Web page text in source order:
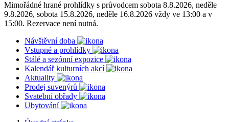
Mimořádné hrané prohlídky s průvodcem sobota 8.8.2026, neděle
9.8.2026, sobota 15.8.2026, neděle 16.8.2026 vždy ve 13:00 a v
15:00. Rezervace není nutná.
Návštěvní doba
Vstupné a prohlídky
Stálé a sezónní expozice
Kalendář kulturních akcí
Aktuality
Prodej suvenýrů
Svatební obřady
Ubytování